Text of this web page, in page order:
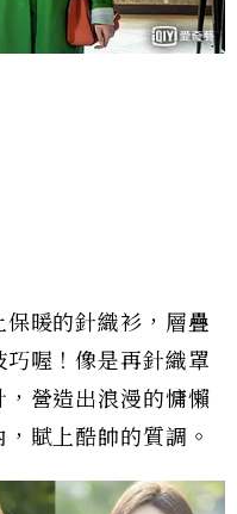
暖的針織衫，層疊
喔！像是再針織罩
營造出浪漫的慵懶
賦上酷帥的質調。